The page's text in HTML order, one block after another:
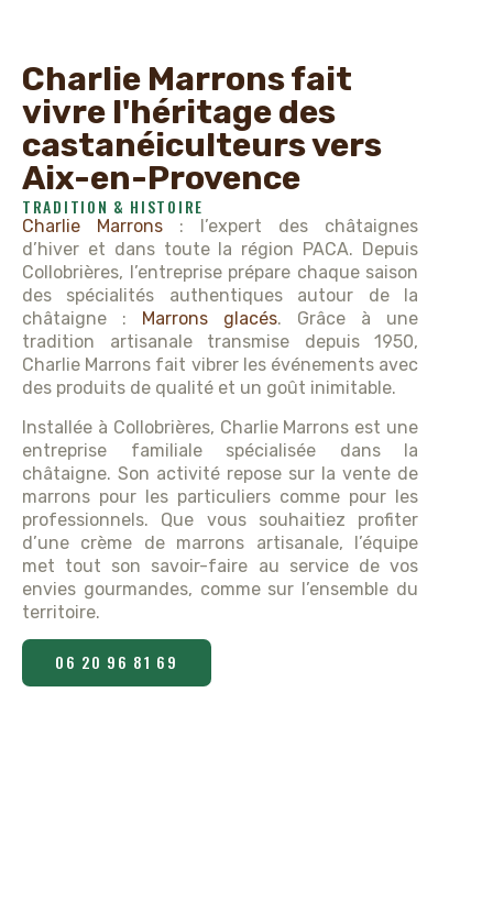
Charlie Marrons fait
vivre l'héritage des
castanéiculteurs vers
Aix-en-Provence
TRADITION & HISTOIRE
Charlie Marrons : l’expert des châtaignes
d’hiver et dans toute la région PACA. Depuis
Collobrières, l’entreprise prépare chaque saison
des spécialités authentiques autour de la
châtaigne :
Marrons glacés. Grâce à une
tradition artisanale transmise depuis 1950,
Charlie Marrons fait vibrer les événements avec
des produits de qualité et un goût inimitable.
Installée à Collobrières, Charlie Marrons est une
entreprise familiale spécialisée dans la
châtaigne. Son activité repose sur la vente de
marrons pour les particuliers comme pour les
professionnels. Que vous souhaitiez profiter
d’une crème de marrons artisanale, l’équipe
met tout son savoir-faire au service de vos
envies gourmandes, comme sur l’ensemble du
territoire.
06 20 96 81 69